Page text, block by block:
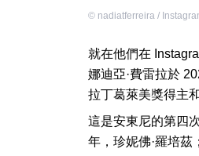
© nadiatferreira /
就在他們在
娜迪亞·費雷拉於
拉丁葛萊美獎得主
這是安東尼的第四
年，珍妮佛·羅培茲